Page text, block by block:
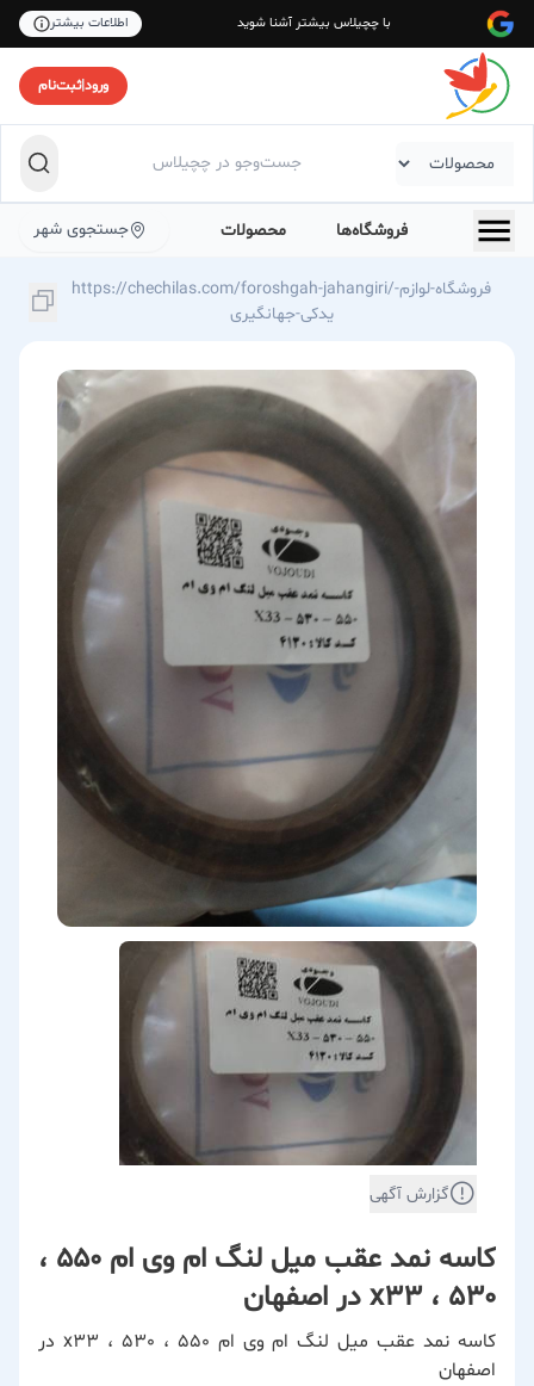
با چچیلاس بیشتر آشنا شوید اطلاعات بیشتر
ورود|ثبت‌نام
فروشگاه‌ها محصولات جستجوی شهر
https://chechilas.com/foroshgah-jahangiri/فروشگاه-لوازم-
یدکی-جهانگیری
گزارش آگهی
کاسه نمد عقب میل لنگ ام وی ام 550 ،
530 ، x33 در اصفهان
کاسه نمد عقب میل لنگ ام وی ام 550 ، 530 ، x33 در
اصفهان